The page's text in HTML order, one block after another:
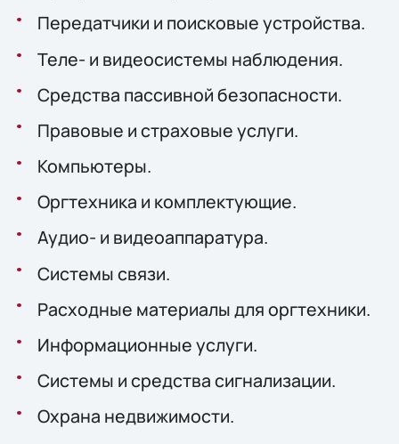
Передатчики и поисковые устройства.
Теле- и видеосистемы наблюдения.
Средства пассивной безопасности.
Правовые и страховые услуги.
Компьютеры.
Оргтехника и комплектующие.
Аудио- и видеоаппаратура.
Системы связи.
Расходные материалы для оргтехники.
Информационные услуги.
Системы и средства сигнализации.
Охрана недвижимости.